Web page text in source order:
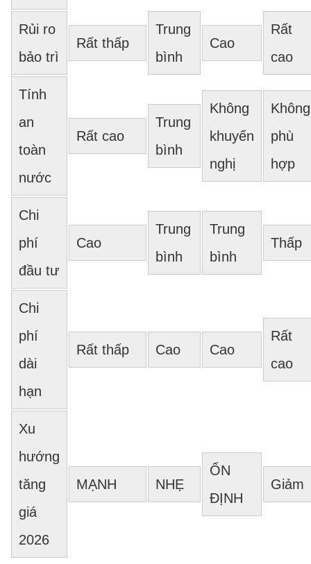
Rủi ro
bảo trì
Rất thấp
Trung
bình
Cao
Rất
cao
Tính
an
toàn
nước
Rất cao
Trung
bình
Không
khuyến
nghị
Không
phù
hợp
Chi
phí
đầu tư
Cao
Trung
bình
Trung
bình
Thấp
Chi
phí
dài
hạn
Rất thấp Cao Cao
Rất
cao
Xu
hướng
tăng
giá
2026
MẠNH NHẸ
ỔN
ĐỊNH
Giảm